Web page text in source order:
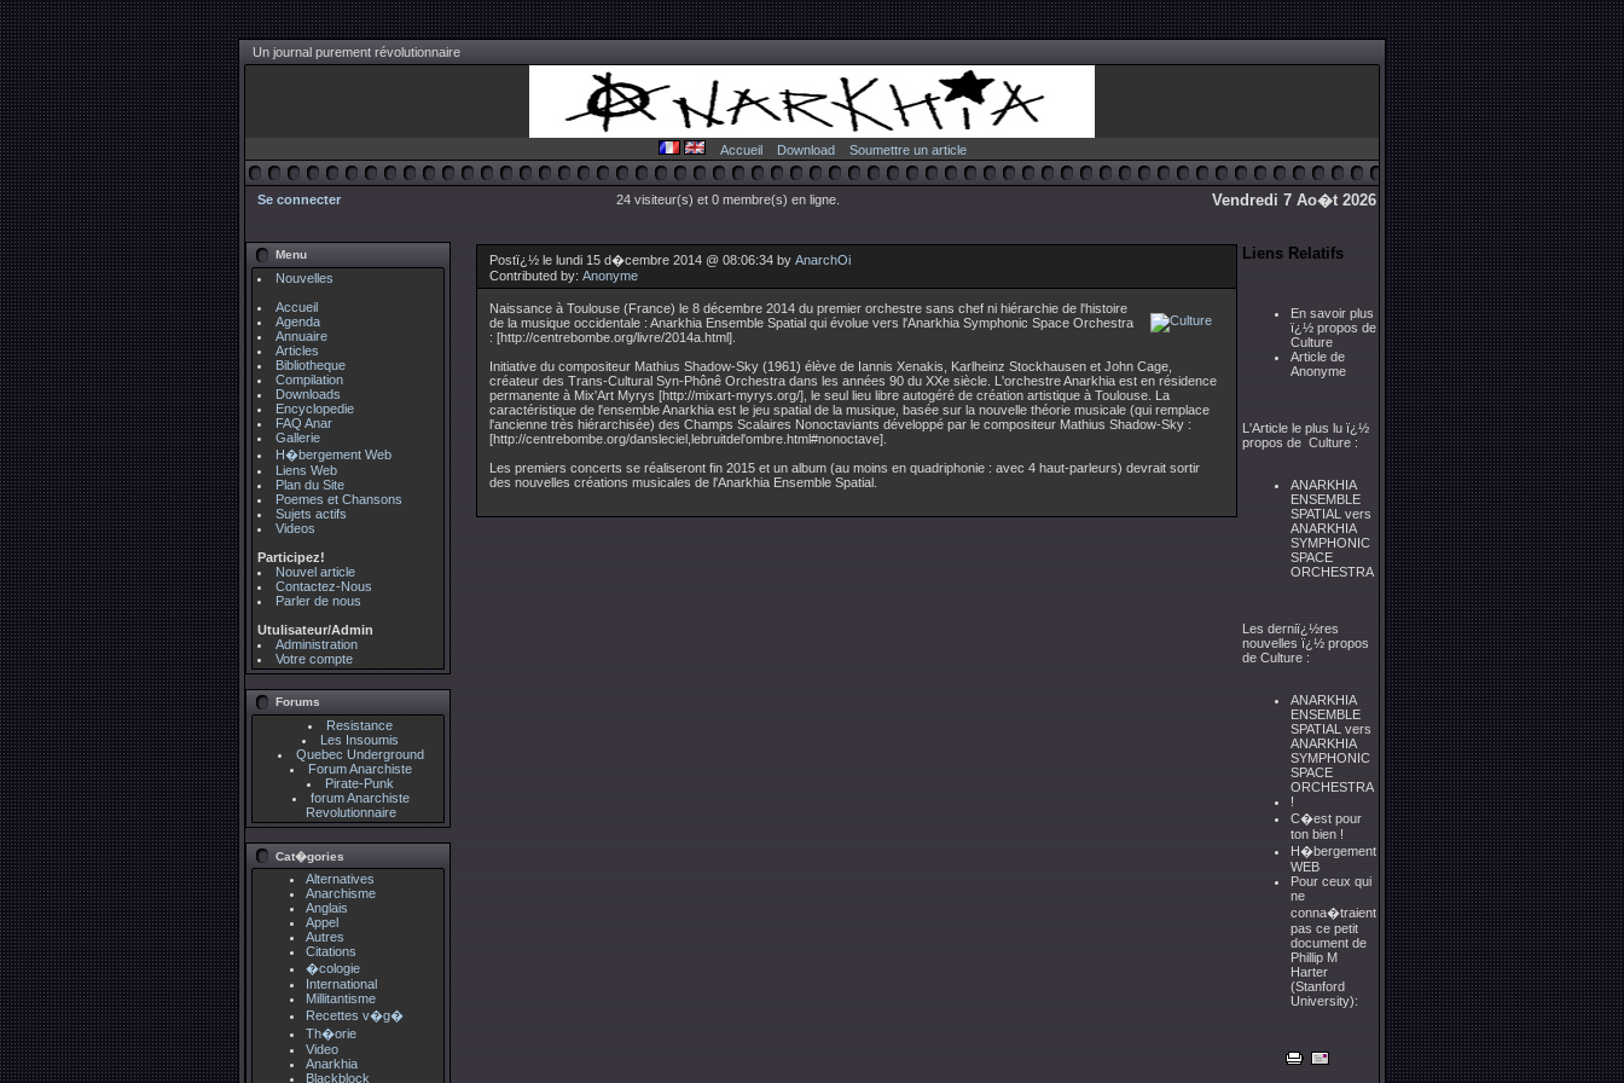
Un journal purement révolutionnaire
Accueil Download Soumettre un article
Se connecter 24 visiteur(s) et 0 membre(s) en ligne. Vendredi 7 Ao�t 2026
Menu
Nouvelles
Accueil
Agenda
Annuaire
Articles
Bibliotheque
Compilation
Downloads
Encyclopedie
FAQ Anar
Gallerie
H�bergement Web
Liens Web
Plan du Site
Poemes et Chansons
Sujets actifs
Videos
Participez!
Nouvel article
Contactez-Nous
Parler de nous
Utulisateur/Admin
Administration
Votre compte
Forums
Resistance
Les Insoumis
Quebec Underground
Forum Anarchiste
Pirate-Punk
forum Anarchiste
Revolutionnaire
Cat�gories
Alternatives
Anarchisme
Anglais
Appel
Autres
Citations
�cologie
International
Millitantisme
Recettes v�g�
Th�orie
Video
Anarkhia
Blackblock
Postï¿½ le lundi 15 d�cembre 2014 @ 08:06:34 by AnarchOi
Contributed by: Anonyme
Naissance à Toulouse (France) le 8 décembre 2014 du premier orchestre sans chef ni hiérarchie de l'histoire
de la musique occidentale : Anarkhia Ensemble Spatial qui évolue vers l'Anarkhia Symphonic Space Orchestra
: [http://centrebombe.org/livre/2014a.html].
Initiative du compositeur Mathius Shadow-Sky (1961) élève de Iannis Xenakis, Karlheinz Stockhausen et John Cage,
créateur des Trans-Cultural Syn-Phônê Orchestra dans les années 90 du XXe siècle. L'orchestre Anarkhia est en résidence
permanente à Mix'Art Myrys [http://mixart-myrys.org/], le seul lieu libre autogéré de création artistique à Toulouse. La
caractéristique de l'ensemble Anarkhia est le jeu spatial de la musique, basée sur la nouvelle théorie musicale (qui remplace
l'ancienne très hiérarchisée) des Champs Scalaires Nonoctaviants développé par le compositeur Mathius Shadow-Sky :
[http://centrebombe.org/dansleciel,lebruitdel'ombre.html#nonoctave].
Les premiers concerts se réaliseront fin 2015 et un album (au moins en quadriphonie : avec 4 haut-parleurs) devrait sortir
des nouvelles créations musicales de l'Anarkhia Ensemble Spatial.
Liens Relatifs
En savoir plus
ï¿½ propos de
Culture
Article de
Anonyme
L'Article le plus lu ï¿½
propos de Culture :
ANARKHIA
ENSEMBLE
SPATIAL vers
ANARKHIA
SYMPHONIC
SPACE
ORCHESTRA
Les derniï¿½res
nouvelles ï¿½ propos
de Culture :
ANARKHIA
ENSEMBLE
SPATIAL vers
ANARKHIA
SYMPHONIC
SPACE
ORCHESTRA
!
C�est pour
ton bien !
H�bergement
WEB
Pour ceux qui
ne
conna�traient
pas ce petit
document de
Phillip M
Harter
(Stanford
University):